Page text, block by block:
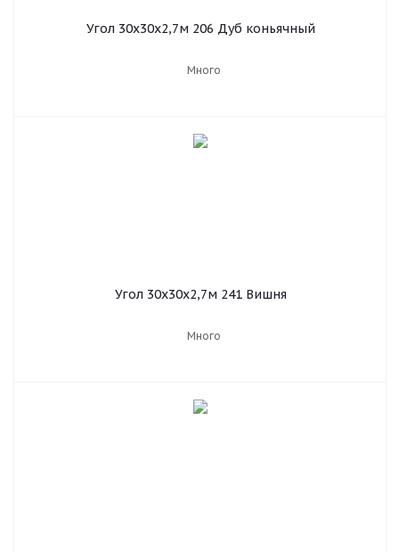
Угол 30х30х2,7м 206 Дуб коньячный
Много
Угол 30х30х2,7м 241 Вишня
Много